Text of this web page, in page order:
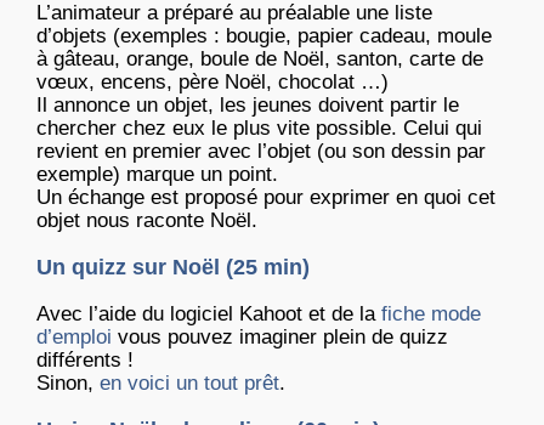
L’animateur a préparé au préalable une liste
d’objets (exemples : bougie, papier cadeau, moule
à gâteau, orange, boule de Noël, santon, carte de
vœux, encens, père Noël, chocolat …)
Il annonce un objet, les jeunes doivent partir le
chercher chez eux le plus vite possible. Celui qui
revient en premier avec l’objet (ou son dessin par
exemple) marque un point.
Un échange est proposé pour exprimer en quoi cet
objet nous raconte Noël.
Un quizz sur Noël (25 min)
Avec l’aide du logiciel Kahoot et de la fiche mode
d’emploi vous pouvez imaginer plein de quizz
différents !
Sinon, en voici un tout prêt.